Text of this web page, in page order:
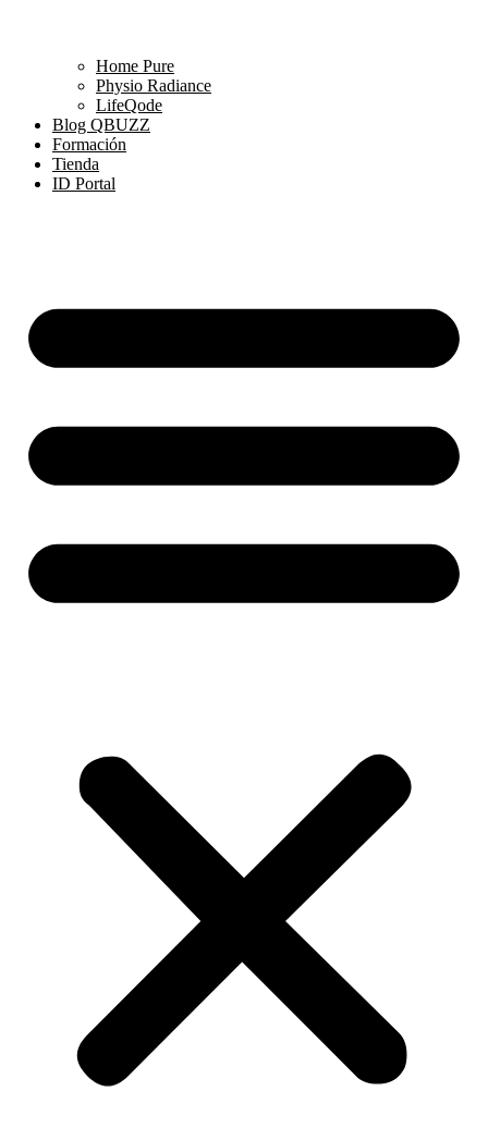
Home Pure
Physio Radiance
LifeQode
Blog QBUZZ
Formación
Tienda
ID Portal